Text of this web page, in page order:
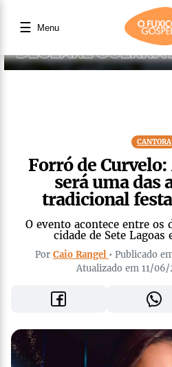
☰ Menu
CANTORA
Forró de
será uma das
tradicional festa
O evento acontece entre os
cidade de Sete Lagoas
Por Caio Rangel • Publicado
Atualizado em 11/06/